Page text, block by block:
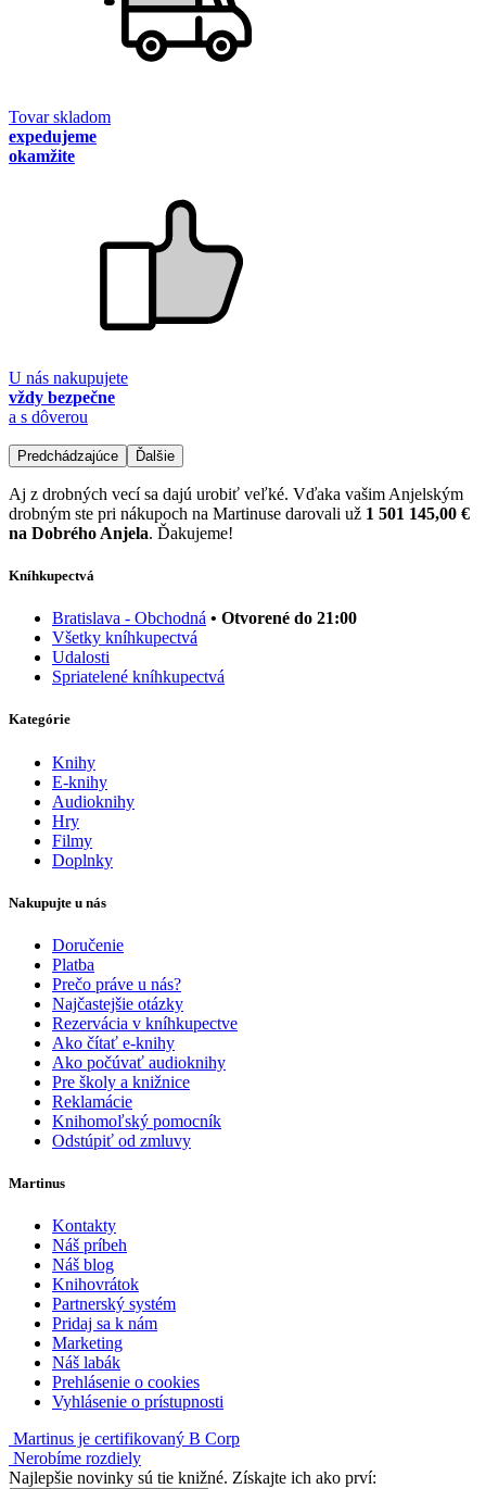
Tovar skladom
expedujeme
okamžite
U nás nakupujete
vždy bezpečne
a s dôverou
Predchádzajúce Ďalšie
Aj z drobných vecí sa dajú urobiť veľké. Vďaka vašim Anjelským
drobným ste pri nákupoch na Martinuse darovali už 1 501 145,00 €
na Dobrého Anjela. Ďakujeme!
Kníhkupectvá
Bratislava - Obchodná • Otvorené do 21:00
Všetky kníhkupectvá
Udalosti
Spriatelené kníhkupectvá
Kategórie
Knihy
E-knihy
Audioknihy
Hry
Filmy
Doplnky
Nakupujte u nás
Doručenie
Platba
Prečo práve u nás?
Najčastejšie otázky
Rezervácia v kníhkupectve
Ako čítať e-knihy
Ako počúvať audioknihy
Pre školy a knižnice
Reklamácie
Knihomoľský pomocník
Odstúpiť od zmluvy
Martinus
Kontakty
Náš príbeh
Náš blog
Knihovrátok
Partnerský systém
Pridaj sa k nám
Marketing
Náš labák
Prehlásenie o cookies
Vyhlásenie o prístupnosti
Martinus je certifikovaný B Corp
Nerobíme rozdiely
Najlepšie novinky sú tie knižné. Získajte ich ako prví: